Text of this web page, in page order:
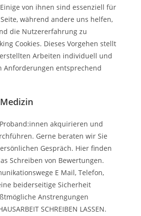
von ihnen sind essenziell für
während andere uns helfen,
die Nutzererfahrung zu
Cookies. Dieses Vorgehen stellt
Arbeiten individuell und
Anforderungen entsprechend
akquirieren und
Gerne beraten wir Sie
Gespräch. Hier ​finden
Schreiben von Bewertungen.
E Mail, Telefon,
beiderseitige Sicherheit
Anstrengungen
SCHREIBEN LASSEN.